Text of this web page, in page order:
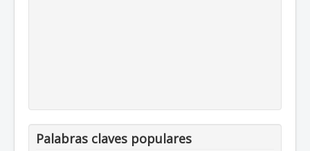
Palabras claves populares